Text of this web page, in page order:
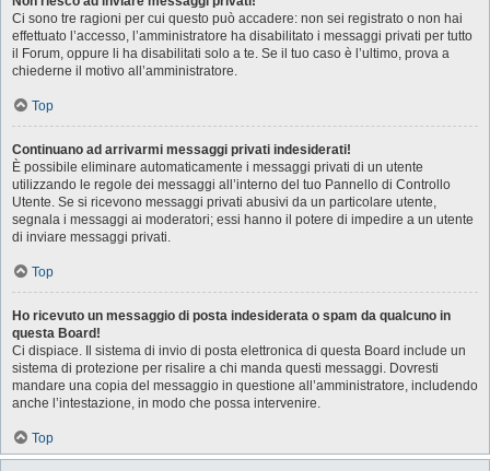
Ci sono tre ragioni per cui questo può accadere: non sei registrato o non hai
effettuato l’accesso, l’amministratore ha disabilitato i messaggi privati per tutto
il Forum, oppure li ha disabilitati solo a te. Se il tuo caso è l’ultimo, prova a
chiederne il motivo all’amministratore.
Top
Continuano ad arrivarmi messaggi privati indesiderati!
È possibile eliminare automaticamente i messaggi privati ​​di un utente
utilizzando le regole dei messaggi all’interno del tuo Pannello di Controllo
Utente. Se si ricevono messaggi privati ​​abusivi da un particolare utente,
segnala i messaggi ai moderatori; essi hanno il potere di impedire a un utente
di inviare messaggi privati​​.
Top
Ho ricevuto un messaggio di posta indesiderata o spam da qualcuno in
questa Board!
Ci dispiace. Il sistema di invio di posta elettronica di questa Board include un
sistema di protezione per risalire a chi manda questi messaggi. Dovresti
mandare una copia del messaggio in questione all’amministratore, includendo
anche l’intestazione, in modo che possa intervenire.
Top